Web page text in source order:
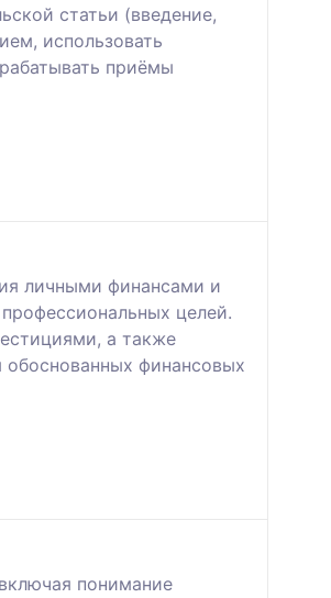
статьи (введение,
использовать
приёмы
личными финансами и
целей.
а также
обоснованных финансовых
понимание